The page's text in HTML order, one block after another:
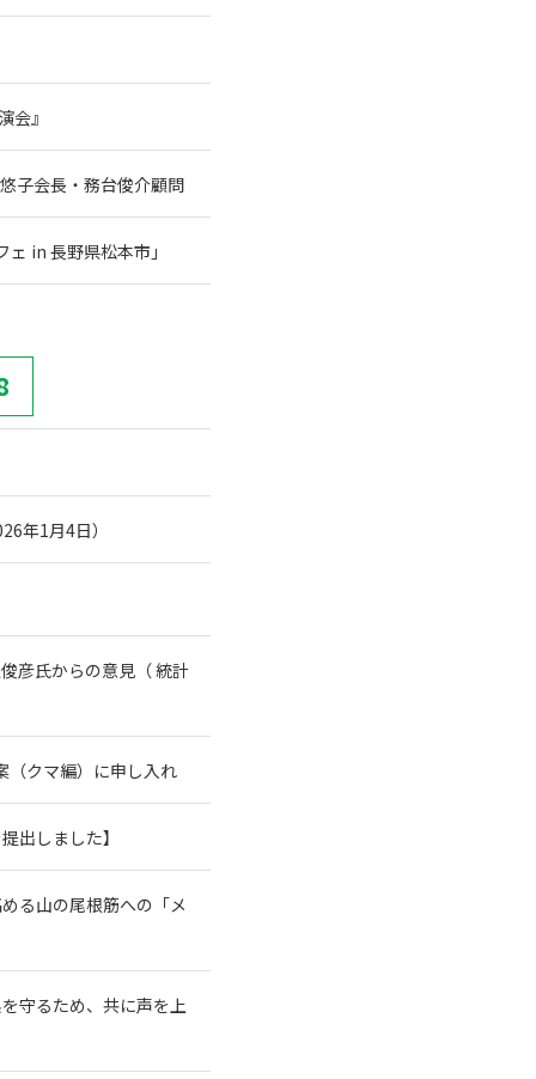
会』
子会長・務台俊介顧問
in 長野県松本市」
年1月4日）
彦氏からの意見（ 統計
クマ編）に申し入れ
出しました】
る山の尾根筋への「メ
守るため、共に声を上